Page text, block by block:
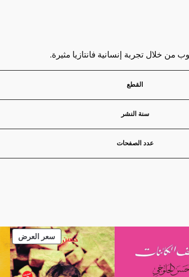
من خلال تجربة إنسانية فانتازيا مثيرة.
القطع
سنة النشر
عدد الصفحات
سعر العرضمنتج
مخفض